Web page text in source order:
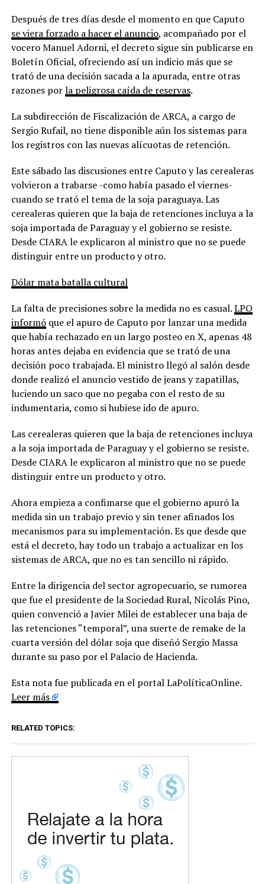
Después de tres días desde el momento en que Caputo
se viera forzado a hacer el anuncio, acompañado por el
vocero Manuel Adorni, el decreto sigue sin publicarse en
Boletín Oficial, ofreciendo así un indicio más que se
trató de una decisión sacada a la apurada, entre otras
razones porla peligrosa caída de reservas.
La subdirección de Fiscalización de ARCA, a cargo de
Sergio Rufail, no tiene disponible aún los sistemas para
los registros con las nuevas alícuotas de retención.
Este sábado las discusiones entre Caputo y las cerealeras
volvieron a trabarse -como había pasado el viernes-
cuando se trató el tema de la soja paraguaya. Las
cerealeras quieren que la baja de retenciones incluya a la
soja importada de Paraguay y el gobierno se resiste.
Desde CIARA le explicaron al ministro que no se puede
distinguir entre un producto y otro.
Dólar mata batalla cultural
La falta de precisiones sobre la medida no es casual.LPO
informóque el apuro de Caputo por lanzar una medida
que había rechazado en un largo posteo en X, apenas 48
horas antes dejaba en evidencia que se trató de una
decisión poco trabajada. El ministro llegó al salón desde
donde realizó el anuncio vestido de jeans y zapatillas,
luciendo un saco que no pegaba con el resto de su
indumentaria, como si hubiese ido de apuro.
Las cerealeras quieren que la baja de retenciones incluya
a la soja importada de Paraguay y el gobierno se resiste.
Desde CIARA le explicaron al ministro que no se puede
distinguir entre un producto y otro.
Ahora empieza a confimarse que el gobierno apuró la
medida sin un trabajo previo y sin tener afinados los
mecanismos para su implementación. Es que desde que
está el decreto, hay todo un trabajo a actualizar en los
sistemas de ARCA, que no es tan sencillo ni rápido.
Entre la dirigencia del sector agropecuario, se rumorea
que fue el presidente de la Sociedad Rural, Nicolás Pino,
quien convenció a Javier Milei de establecer una baja de
las retenciones “temporal”, una suerte de remake de la
cuarta versión del dólar soja que diseñó Sergio Massa
durante su paso por el Palacio de Hacienda.
Esta nota fue publicada en el portal LaPolíticaOnline.
Leer más
RELATED TOPICS: